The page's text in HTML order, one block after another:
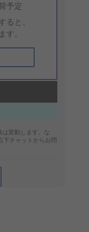
予定
ると、
。
変動します。な
下チャットからお問